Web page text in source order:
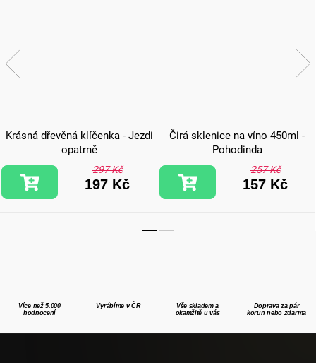
Krásná dřevěná klíčenka - Jezdi
opatrně
297 Kč
197 Kč
Čirá sklenice na víno 450ml -
Pohodinda
257 Kč
157 Kč
Více než 5.000
hodnocení
Vyrábíme v ČR
Vše skladem a
okamžitě u vás
Doprava za pár
korun nebo zdarma